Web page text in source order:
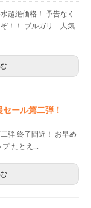
絶価格！ 予告なく
ぞ！！ ブルガリ 人気
ール第二弾！
弾 終了間近！ お早め
たとえ...